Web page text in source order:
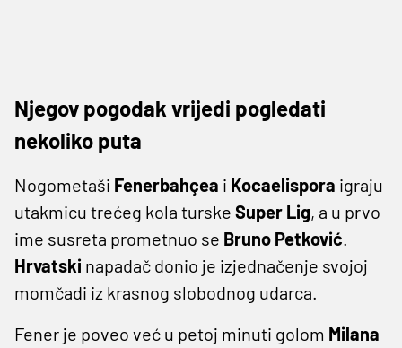
Njegov pogodak vrijedi pogledati
nekoliko puta
Nogometaši Fenerbahçea i Kocaelispora igraju
utakmicu trećeg kola turske Super Lig, a u prvo
ime susreta prometnuo se Bruno Petković.
Hrvatski napadač donio je izjednačenje svojoj
momčadi iz krasnog slobodnog udarca.
Fener je poveo već u petoj minuti golom Milana